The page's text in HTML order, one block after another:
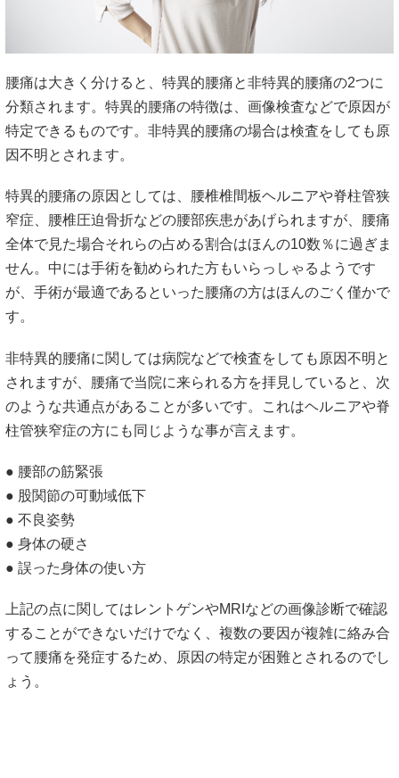
腰痛は大きく分けると、特異的腰痛と非特異的腰痛の2つに
分類されます。特異的腰痛の特徴は、画像検査などで原因が
特定できるものです。非特異的腰痛の場合は検査をしても原
因不明とされます。
特異的腰痛の原因としては、腰椎椎間板ヘルニアや脊柱管狭
窄症、腰椎圧迫骨折などの腰部疾患があげられますが、腰痛
全体で見た場合それらの占める割合はほんの10数％に過ぎま
せん。中には手術を勧められた方もいらっしゃるようです
が、手術が最適であるといった腰痛の方はほんのごく僅かで
す。
非特異的腰痛に関しては病院などで検査をしても原因不明と
されますが、腰痛で当院に来られる方を拝見していると、次
のような共通点があることが多いです。これはヘルニアや脊
柱管狭窄症の方にも同じような事が言えます。
● 腰部の筋緊張
● 股関節の可動域低下
● 不良姿勢
● 身体の硬さ
● 誤った身体の使い方
上記の点に関してはレントゲンやMRIなどの画像診断で確認
することができないだけでなく、複数の要因が複雑に絡み合
って腰痛を発症するため、原因の特定が困難とされるのでし
ょう。